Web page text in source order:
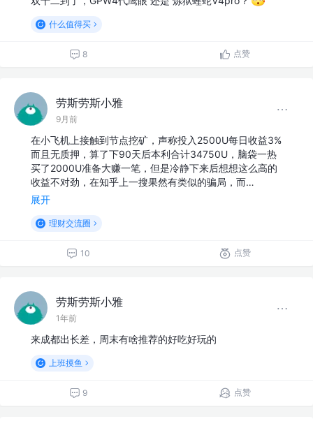
什么值得买
8 点赞
劳斯劳斯小雅
9月前
在小飞机上接触到节点挖矿，声称投入2500U每日收益3%
而且无质押，算了下90天后本利合计34750U，脑袋一热
买了2000U准备大赚一笔，但是冷静下来后想想这么高的
收益不对劲，在知乎上一搜果然有类似的骗局，而…
展开
理财交流圈
10 点赞
劳斯劳斯小雅
1年前
来成都出长差，周末有啥推荐的好吃好玩的
上班摸鱼
9 点赞